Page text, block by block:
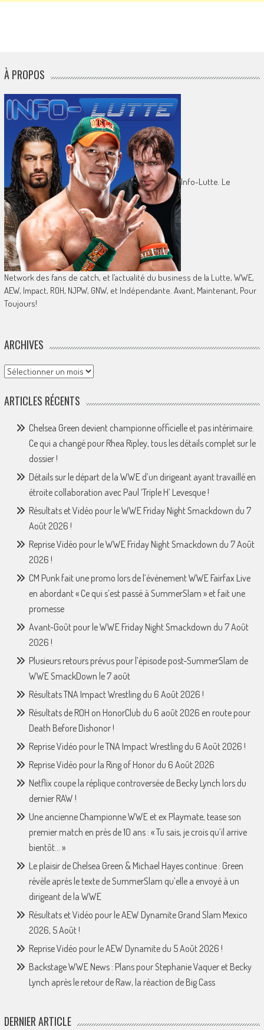
À PROPOS
Info-Lutte. Le
Network des fans de catch, et l’actualité du business de la Lutte, WWE,
AEW, Impact, ROH, NJPW, GNW, et Indépendante. Avant, Maintenant, Pour
Toujours!
ARCHIVES
Archives
ARTICLES RÉCENTS
Chelsea Green devient championne officielle et pas intérimaire.
Ce qui a changé pour Rhea Ripley, tous les détails complet sur le
dossier !
Détails sur le départ de la WWE d’un dirigeant ayant travaillé en
étroite collaboration avec Paul ‘Triple H’ Levesque !
Résultats et Vidéo pour le WWE Friday Night Smackdown du 7
Août 2026 !
Reprise Vidéo pour le WWE Friday Night Smackdown du 7 Août
2026 !
CM Punk fait une promo lors de l’événement WWE Fairfax Live
en abordant « Ce qui s’est passé à SummerSlam » et fait une
promesse
Avant-Goût pour le WWE Friday Night Smackdown du 7 Août
2026 !
Plusieurs retours prévus pour l’épisode post-SummerSlam de
WWE SmackDown le 7 août
Résultats TNA Impact Wrestling du 6 Août 2026 !
Résultats de ROH on HonorClub du 6 août 2026 en route pour
Death Before Dishonor !
Reprise Vidéo pour le TNA Impact Wrestling du 6 Août 2026 !
Reprise Vidéo pour la Ring of Honor du 6 Août 2026
Netflix coupe la réplique controversée de Becky Lynch lors du
dernier RAW !
Une ancienne Championne WWE et ex Playmate, tease son
premier match en près de 10 ans : « Tu sais, je crois qu’il arrive
bientôt… »
Le plaisir de Chelsea Green & Michael Hayes continue : Green
révèle après le texte de SummerSlam qu’elle a envoyé à un
dirigeant de la WWE
Résultats et Vidéo pour le AEW Dynamite Grand Slam Mexico
2026, 5 Août !
Reprise Vidéo pour le AEW Dynamite du 5 Août 2026 !
Backstage WWE News : Plans pour Stephanie Vaquer et Becky
Lynch après le retour de Raw, la réaction de Big Cass
DERNIER ARTICLE